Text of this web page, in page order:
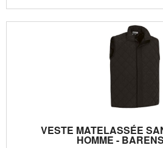
VESTE MATELASSÉE
HOMME -